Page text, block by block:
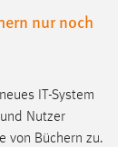
nur noch
IT-System
Nutzer
von Büchern zu.
diesem Cookie